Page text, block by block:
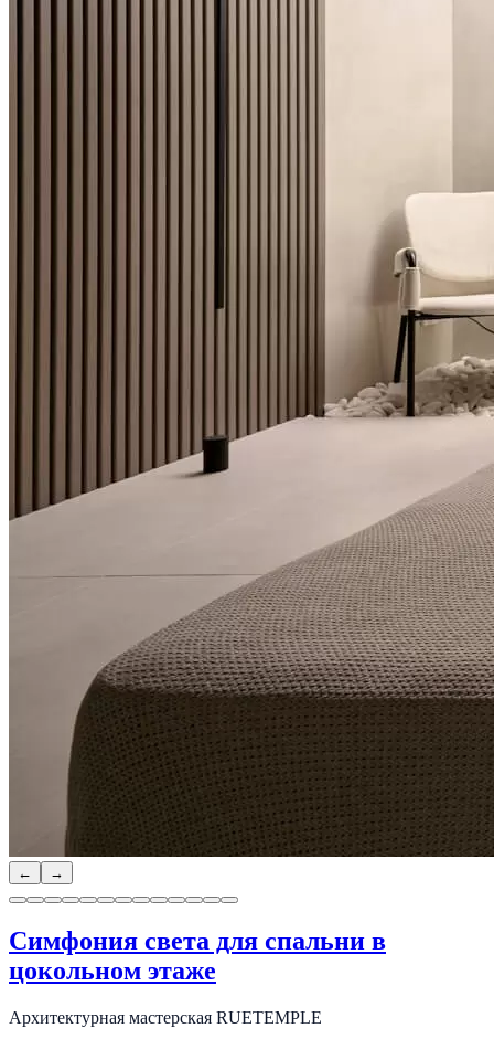
← →
Симфония света для спальни в
цокольном этаже
Архитектурная мастерская RUETEMPLE